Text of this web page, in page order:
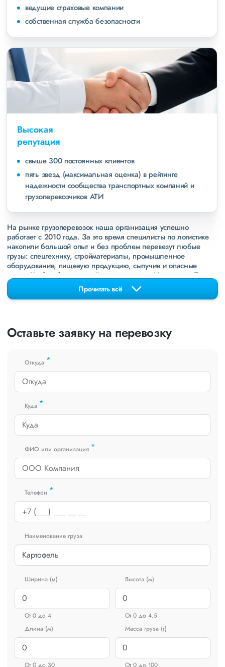
ведущие страховые компании
собственная служба безопасности
Высокая
репутация
свыше 300 постоянных клиентов
пять звезд (максимальная оценка) в рейтинге
надежности сообщества транспортных компаний и
грузоперевозчиков АТИ
На рынке грузоперевозок наша организация успешно
работает с 2010 года. За это время специлисты по логистике
накопили большой опыт и без проблем перевезут любые
грузы: спецтехнику, стройматериалы, промышленное
оборудование, пищевую продукцию, сыпучие и опасные
грузы. Чтобы убедиться зайдите в раздел
«Наш опыт»
. Там
свежие примеры перевозок, которые обновляются несколько
раз в неделю. Также недавно мы запустили новые
направления вДНРиЛНР. Предоставляем все стандартные
экспедирование. За каждым клиентом закреплен менеджер,
который сообщит о текущем статусе вашего груза. Чтобы
сайте или звоните по номеру
РФ).
Прочитать всё
Оставьте заявку на перевозку
Откуда *
Куда *
ФИО или организация *
Телефон *
Наименование груза
Ширина (м)
От 0 до 4
Высота (м)
От 0 до 4.5
Длина (м)
От 0 до 30
Масса груза (т)
От 0 до 100